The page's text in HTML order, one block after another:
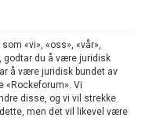
«vi», «oss», «vår»,
godtar du å være juridisk
å være juridisk bundet av
«Rockeforum». Vi
disse, og vi vil strekke
men det vil likevel være